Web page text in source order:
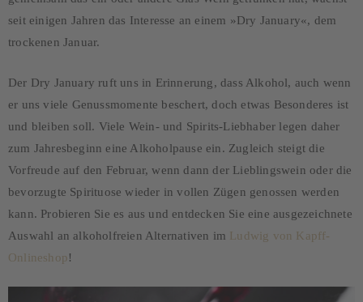
seit einigen Jahren das Interesse an einem »Dry January«, dem
trockenen Januar.
Der Dry January ruft uns in Erinnerung, dass Alkohol, auch wenn
er uns viele Genussmomente beschert, doch etwas Besonderes ist
und bleiben soll. Viele Wein- und Spirits-Liebhaber legen daher
zum Jahresbeginn eine Alkoholpause ein. Zugleich steigt die
Vorfreude auf den Februar, wenn dann der Lieblingswein oder die
bevorzugte Spirituose wieder in vollen Zügen genossen werden
kann. Probieren Sie es aus und entdecken Sie eine ausgezeichnete
Auswahl an alkoholfreien Alternativen im Ludwig von Kapff-
Onlineshop!